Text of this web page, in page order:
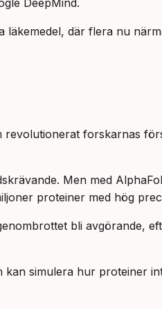
DeepMind.
där flera nu
revolutionerat forskarnas
Men med
proteiner med hög
bli avgörande,
simulera hur proteiner